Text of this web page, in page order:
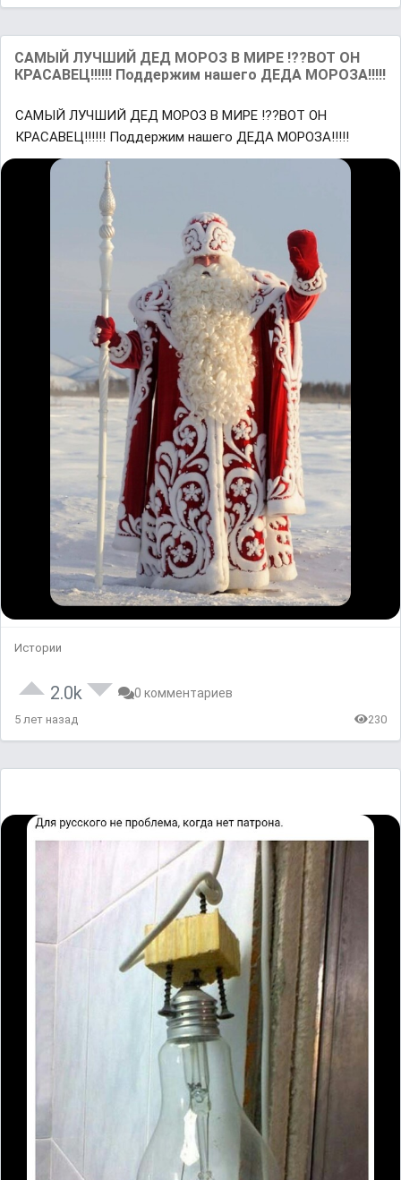
САМЫЙ ЛУЧШИЙ ДЕД МОРОЗ В МИРЕ !??ВОТ ОН
КРАСАВЕЦ!!!!!! Поддержим нашего ДЕДА МОРОЗА!!!!!
САМЫЙ ЛУЧШИЙ ДЕД МОРОЗ В МИРЕ !??ВОТ ОН
КРАСАВЕЦ!!!!!! Поддержим нашего ДЕДА МОРОЗА!!!!!
Истории
2.0k 0 комментариев
5 лет назад 230